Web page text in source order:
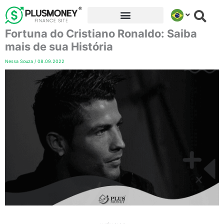
para
conteúdo
Fortuna do Cristiano Ronaldo: Saiba
mais de sua História
Nessa Souza / 08.09.2022